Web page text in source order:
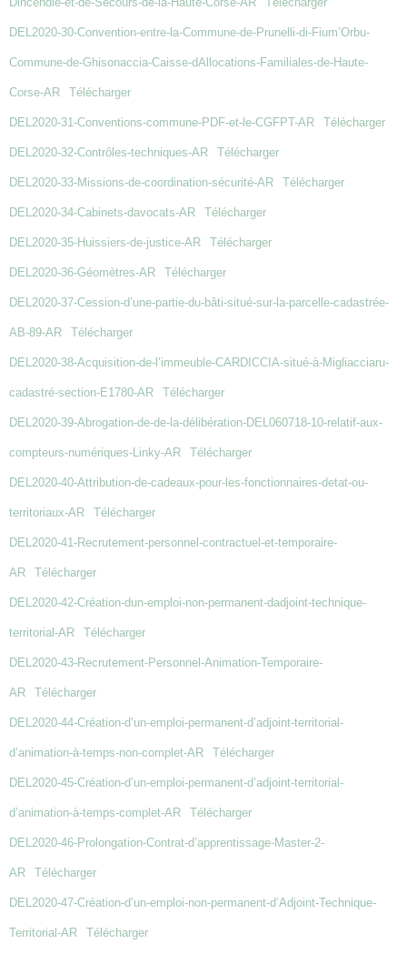
DEL2020-30-Convention-entre-la-Commune-de-Prunelli-di-Fium’Orbu-
Commune-de-Ghisonaccia-Caisse-dAllocations-Familiales-de-Haute-
Corse-AR Télécharger
DEL2020-31-Conventions-commune-PDF-et-le-CGFPT-AR Télécharger
DEL2020-32-Contrôles-techniques-AR Télécharger
DEL2020-33-Missions-de-coordination-sécurité-AR Télécharger
DEL2020-34-Cabinets-davocats-AR Télécharger
DEL2020-35-Huissiers-de-justice-AR Télécharger
DEL2020-36-Géomètres-AR Télécharger
DEL2020-37-Cession-d’une-partie-du-bâti-situé-sur-la-parcelle-cadastrée-
AB-89-AR Télécharger
DEL2020-38-Acquisition-de-l’immeuble-CARDICCIA-situé-à-Migliacciaru-
cadastré-section-E1780-AR Télécharger
DEL2020-39-Abrogation-de-de-la-délibération-DEL060718-10-relatif-aux-
compteurs-numériques-Linky-AR Télécharger
DEL2020-40-Attribution-de-cadeaux-pour-les-fonctionnaires-detat-ou-
territoriaux-AR Télécharger
DEL2020-41-Recrutement-personnel-contractuel-et-temporaire-
AR Télécharger
DEL2020-42-Création-dun-emploi-non-permanent-dadjoint-technique-
territorial-AR Télécharger
DEL2020-43-Recrutement-Personnel-Animation-Temporaire-
AR Télécharger
DEL2020-44-Création-d’un-emploi-permanent-d’adjoint-territorial-
d’animation-à-temps-non-complet-AR Télécharger
DEL2020-45-Création-d’un-emploi-permanent-d’adjoint-territorial-
d’animation-à-temps-complet-AR Télécharger
DEL2020-46-Prolongation-Contrat-d’apprentissage-Master-2-
AR Télécharger
DEL2020-47-Création-d’un-emploi-non-permanent-d’Adjoint-Technique-
Territorial-AR Télécharger